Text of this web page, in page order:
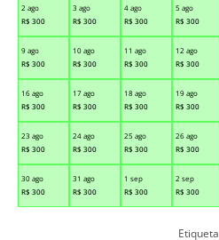
2 ago
R$ 300
3 ago
R$ 300
4 ago
R$ 300
5 ago
R$ 300
9 ago
R$ 300
10 ago
R$ 300
11 ago
R$ 300
12 ago
R$ 300
16 ago
R$ 300
17 ago
R$ 300
18 ago
R$ 300
19 ago
R$ 300
23 ago
R$ 300
24 ago
R$ 300
25 ago
R$ 300
26 ago
R$ 300
30 ago
R$ 300
31 ago
R$ 300
1 sep
R$ 300
2 sep
R$ 300
Etiqueta